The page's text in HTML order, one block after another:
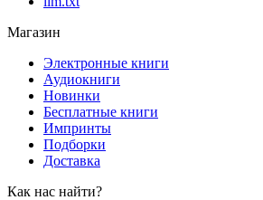
Магазин
Электронные книги
Аудиокниги
Новинки
Бесплатные книги
Импринты
Подборки
Доставка
Как нас найти?